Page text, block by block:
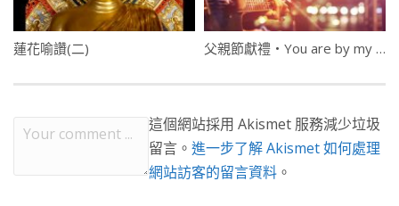
蓮花喻讚(二) 父親節獻禮・You are by my side・吉他版
這個網站採用 Akismet 服務減少垃圾
留言。 進一步了解 Akismet 如何處理
網站訪客的留言資料 。